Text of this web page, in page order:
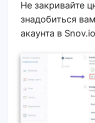
Не закривайте
знадобиться
акаунта в